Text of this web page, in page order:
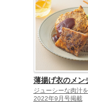
薄揚げ衣のメン
ジューシーな肉汁
2022年9月号掲載